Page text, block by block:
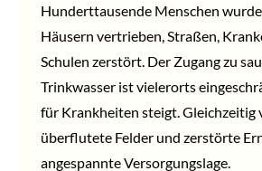
Hunderttausende Menschen
Häusern vertrieben, Straßen,
Schulen zerstört. Der Zugang zu
Trinkwasser ist vielerorts
für Krankheiten steigt. Gleichzeitig
überflutete Felder und zerstörte
angespannte Versorgungslage.